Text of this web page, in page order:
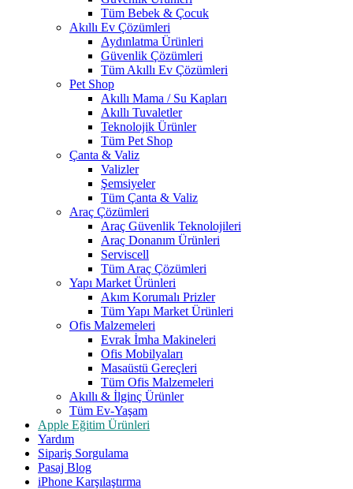
Tüm Bebek & Çocuk
Akıllı Ev Çözümleri
Aydınlatma Ürünleri
Güvenlik Çözümleri
Tüm Akıllı Ev Çözümleri
Pet Shop
Akıllı Mama / Su Kapları
Akıllı Tuvaletler
Teknolojik Ürünler
Tüm Pet Shop
Çanta & Valiz
Valizler
Şemsiyeler
Tüm Çanta & Valiz
Araç Çözümleri
Araç Güvenlik Teknolojileri
Araç Donanım Ürünleri
Serviscell
Tüm Araç Çözümleri
Yapı Market Ürünleri
Akım Korumalı Prizler
Tüm Yapı Market Ürünleri
Ofis Malzemeleri
Evrak İmha Makineleri
Ofis Mobilyaları
Masaüstü Gereçleri
Tüm Ofis Malzemeleri
Akıllı & İlginç Ürünler
Tüm Ev-Yaşam
Apple Eğitim Ürünleri
Yardım
Sipariş Sorgulama
Pasaj Blog
iPhone Karşılaştırma